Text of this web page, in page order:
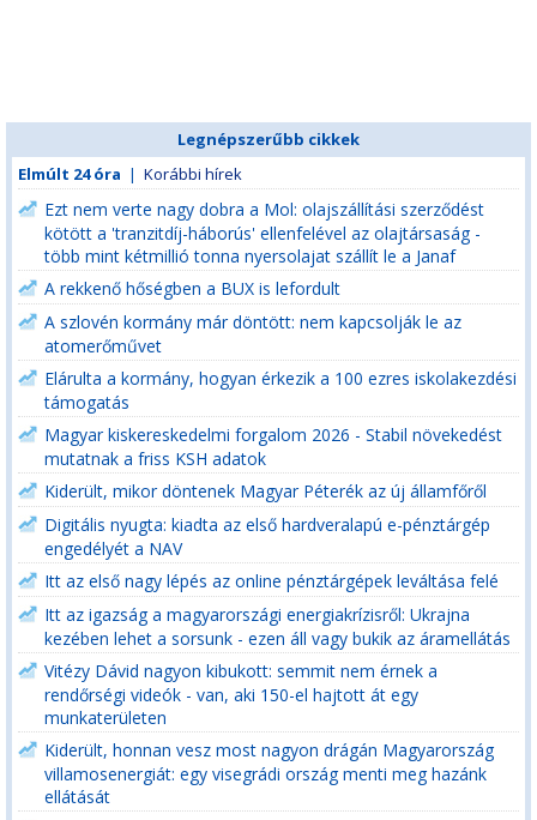
Legnépszerűbb cikkek
Elmúlt 24 óra | Korábbi hírek
Ezt nem verte nagy dobra a Mol: olajszállítási szerződést
kötött a 'tranzitdíj-háborús' ellenfelével az olajtársaság -
több mint kétmillió tonna nyersolajat szállít le a Janaf
A rekkenő hőségben a BUX is lefordult
A szlovén kormány már döntött: nem kapcsolják le az
atomerőművet
Elárulta a kormány, hogyan érkezik a 100 ezres iskolakezdési
támogatás
Magyar kiskereskedelmi forgalom 2026 - Stabil növekedést
mutatnak a friss KSH adatok
Kiderült, mikor döntenek Magyar Péterék az új államfőről
Digitális nyugta: kiadta az első hardveralapú e-pénztárgép
engedélyét a NAV
Itt az első nagy lépés az online pénztárgépek leváltása felé
Itt az igazság a magyarországi energiakrízisről: Ukrajna
kezében lehet a sorsunk - ezen áll vagy bukik az áramellátás
Vitézy Dávid nagyon kibukott: semmit nem érnek a
rendőrségi videók - van, aki 150-el hajtott át egy
munkaterületen
Kiderült, honnan vesz most nagyon drágán Magyarország
villamosenergiát: egy visegrádi ország menti meg hazánk
ellátását